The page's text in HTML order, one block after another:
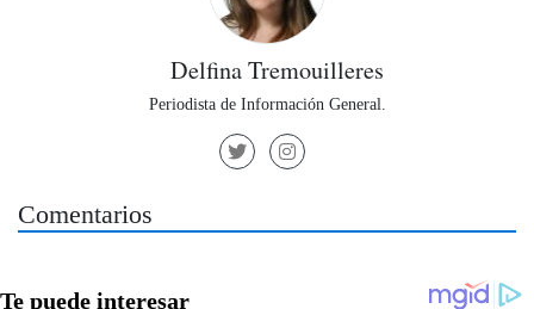
Delfina Tremouilleres
Periodista de Información General.
Comentarios